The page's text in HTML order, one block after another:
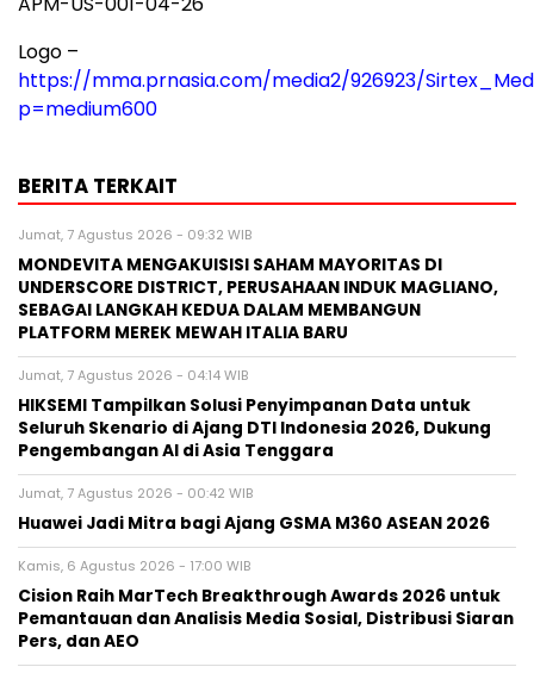
Logo –
https://mma.prnasia.com/media2/926923/
p=medium600
BERITA TERKAIT
Jumat, 7 Agustus 2026 - 09:32 WIB
MONDEVITA MENGAKUISISI SAHAM MAYORITAS DI
UNDERSCORE DISTRICT, PERUSAHAAN INDUK MAGLIANO,
SEBAGAI LANGKAH KEDUA DALAM MEMBANGUN
PLATFORM MEREK MEWAH ITALIA BARU
Jumat, 7 Agustus 2026 - 04:14 WIB
HIKSEMI Tampilkan Solusi Penyimpanan Data untuk
Seluruh Skenario di Ajang DTI Indonesia 2026, Dukung
Pengembangan AI di Asia Tenggara
Jumat, 7 Agustus 2026 - 00:42 WIB
Huawei Jadi Mitra bagi Ajang GSMA M360 ASEAN 2026
Kamis, 6 Agustus 2026 - 17:00 WIB
Cision Raih MarTech Breakthrough Awards 2026 untuk
Pemantauan dan Analisis Media Sosial, Distribusi Siaran
Pers, dan AEO